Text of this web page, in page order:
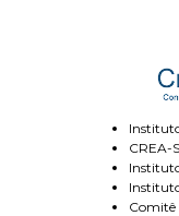
CREA-